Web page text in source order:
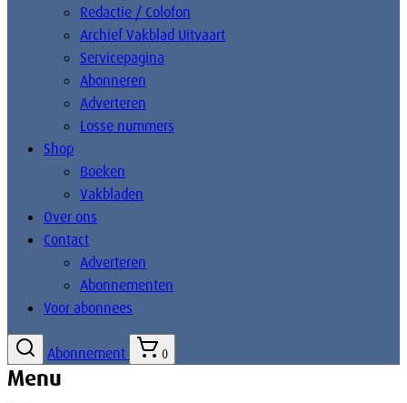
Redactie / Colofon
Archief Vakblad Uitvaart
Servicepagina
Abonneren
Adverteren
Losse nummers
Shop
Boeken
Vakbladen
Over ons
Contact
Adverteren
Abonnementen
Voor abonnees
Abonnement 0
Menu